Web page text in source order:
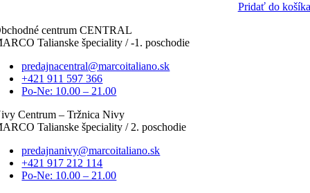
Pridať do košíka
centrum CENTRAL
Talianske špeciality / -1. poschodie
predajnacentral@marcoitaliano.sk
+421 911 597 366
Po-Ne: 10.00 – 21.00
Centrum – Tržnica Nivy
Talianske špeciality / 2. poschodie
predajnanivy@marcoitaliano.sk
+421 917 212 114
Po-Ne: 10.00 – 21.00